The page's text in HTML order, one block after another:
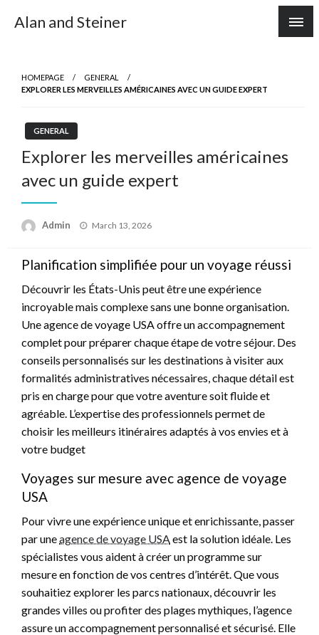
Alan and Steiner
HOMEPAGE
GENERAL
EXPLORER LES MERVEILLES AMÉRICAINES AVEC UN GUIDE EXPERT
GENERAL
Explorer les merveilles américaines
avec un guide expert
Admin
Posted
March 13, 2026
Planification simplifiée pour un voyage réussi
Découvrir les États-Unis peut être une expérience
incroyable mais complexe sans une bonne organisation.
Une agence de voyage USA offre un accompagnement
complet pour préparer chaque étape de votre séjour. Des
conseils personnalisés sur les destinations à visiter aux
formalités administratives nécessaires, chaque détail est
pris en charge pour que votre aventure soit fluide et
agréable. L’expertise des professionnels permet de
choisir les meilleurs itinéraires adaptés à vos envies et à
votre budget
Voyages sur mesure avec agence de voyage
USA
Pour vivre une expérience unique et enrichissante, passer
par uneagence de voyage USA est la solution idéale. Les
spécialistes vous aident à créer un programme sur
mesure en fonction de vos centres d’intérêt. Que vous
souhaitiez explorer les parcs nationaux, découvrir les
grandes villes ou profiter des plages mythiques, l’agence
assure un accompagnement personnalisé et sécurisé. Elle